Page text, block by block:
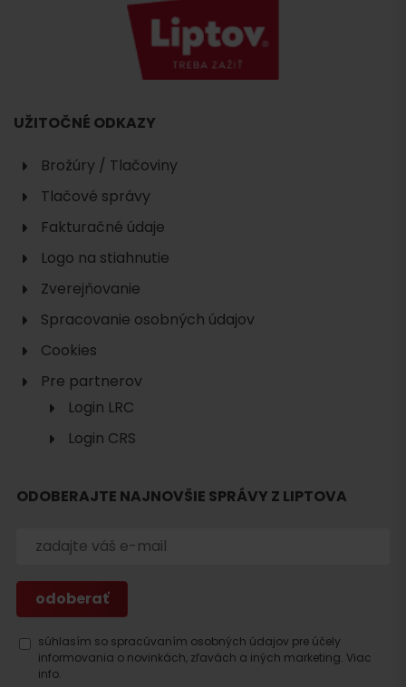
ubytovanie
UŽITOČNÉ ODKAZY
Brožúry / Tlačoviny
Tlačové správy
Fakturačné údaje
Logo na stiahnutie
Zverejňovanie
Spracovanie osobných údajov
Cookies
Pre partnerov
Login LRC
Login CRS
ODOBERAJTE NAJNOVŠIE SPRÁVY Z LIPTOVA
súhlasím so spracúvaním osobných údajov pre účely
informovania o novinkách, zľavách a iných marketing. Viac
info.